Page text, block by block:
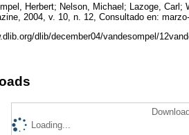
Herbert; Nelson, Michael; Lazoge, Carl;
2004, v. 10, n. 12, Consultado en:
dlib/december04/vandesompel/
Loading...